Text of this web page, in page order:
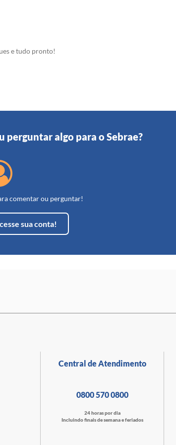
e tudo pronto!
perguntar algo para o Sebrae?
comentar ou perguntar!
sua conta!
Central de Atendimento
0800 570 0800
24 horas por dia
Incluindo finais de semana e feriados